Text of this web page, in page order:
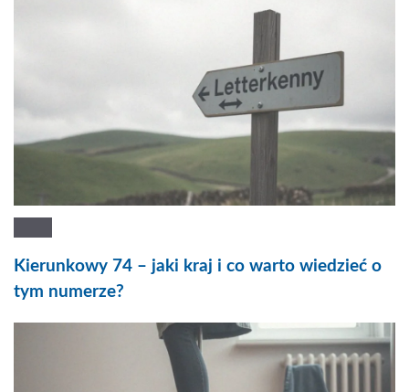
Kierunkowy 74 – jaki kraj i co warto wiedzieć o
tym numerze?